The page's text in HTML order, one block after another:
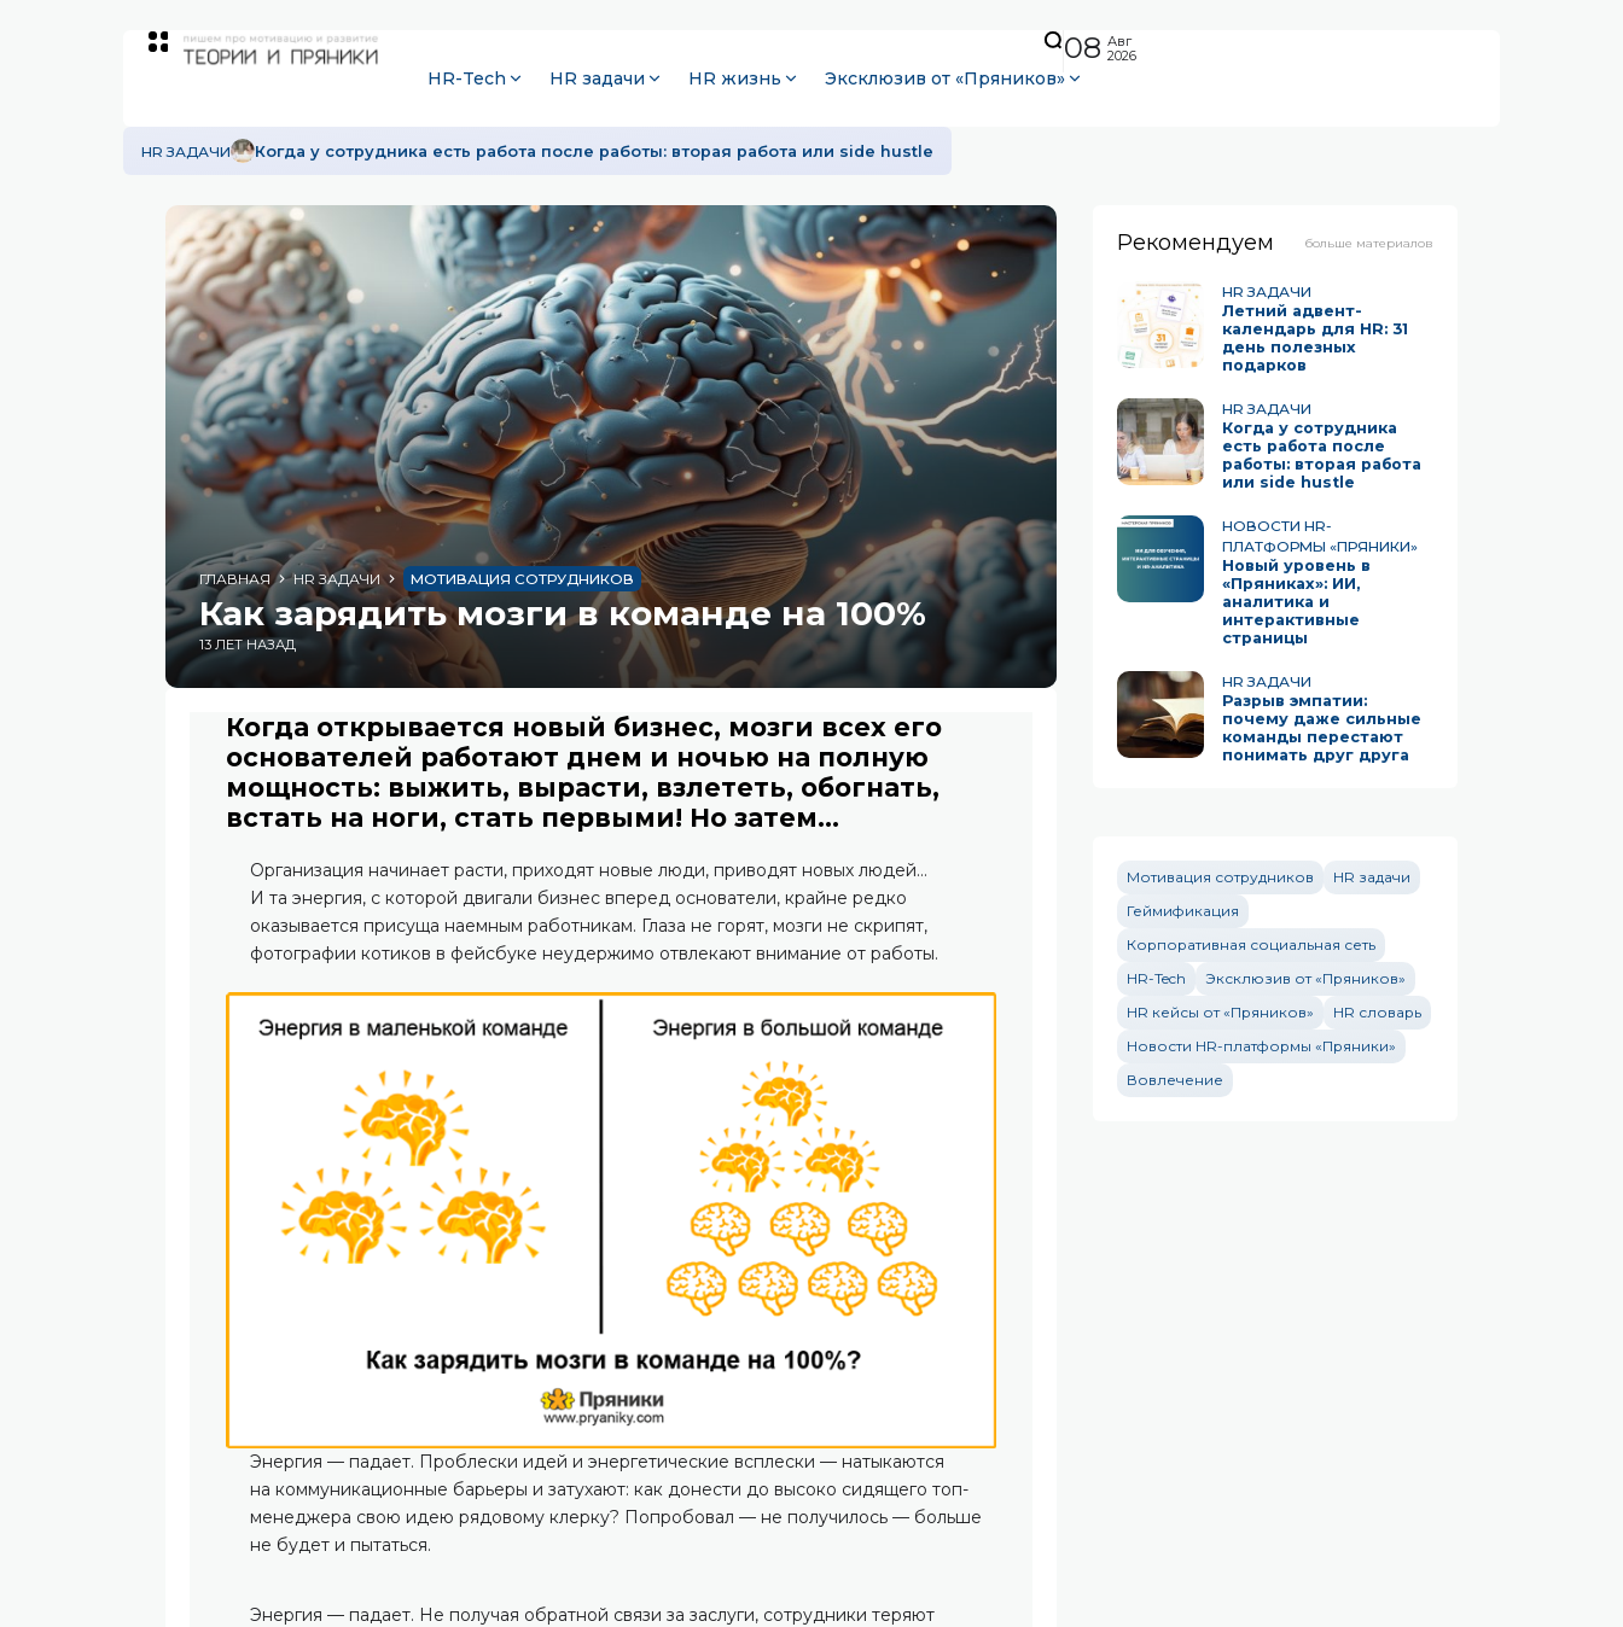
HR-Tech HR задачи HR жизнь Эксклюзив от «Пряников»
08 Авг
2026
HR ЗАДАЧИ Когда у сотрудника есть работа после работы: вторая работа или side hustle
ГЛАВНАЯ HR ЗАДАЧИ МОТИВАЦИЯ СОТРУДНИКОВ
Как зарядить мозги в команде на 100%
13 ЛЕТ НАЗАД
Когда открывается новый бизнес, мозги всех его
основателей работают днем и ночью на полную
мощность: выжить, вырасти, взлететь, обогнать,
встать на ноги, стать первыми! Но затем...
Организация начинает расти, приходят новые люди, приводят новых людей…
И та энергия, с которой двигали бизнес вперед основатели, крайне редко
оказывается присуща наемным работникам. Глаза не горят, мозги не скрипят,
фотографии котиков в фейсбуке неудержимо отвлекают внимание от работы.
Энергия — падает. Проблески идей и энергетические всплески — натыкаются
на коммуникационные барьеры и затухают: как донести до высоко сидящего топ-
менеджера свою идею рядовому клерку? Попробовал — не получилось — больше
не будет и пытаться.
Энергия — падает. Не получая обратной связи за заслуги, сотрудники теряют
Рекомендуем больше материалов
HR ЗАДАЧИ
Летний адвент-
календарь для HR: 31
день полезных
подарков
HR ЗАДАЧИ
Когда у сотрудника
есть работа после
работы: вторая работа
или side hustle
НОВОСТИ HR-
ПЛАТФОРМЫ «ПРЯНИКИ»
Новый уровень в
«Пряниках»: ИИ,
аналитика и
интерактивные
страницы
HR ЗАДАЧИ
Разрыв эмпатии:
почему даже сильные
команды перестают
понимать друг друга
Мотивация сотрудников
HR задачи
Геймификация
Корпоративная социальная сеть
HR-Tech
Эксклюзив от «Пряников»
HR кейсы от «Пряников»
HR словарь
Новости HR-платформы «Пряники»
Вовлечение